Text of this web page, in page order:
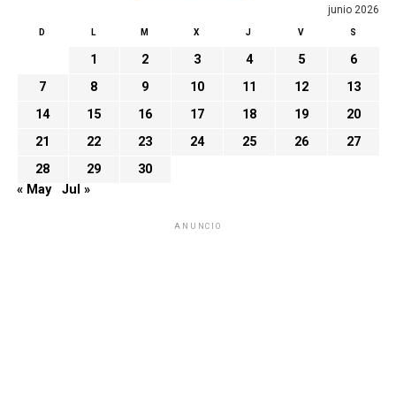
junio 2026
D L M X J V S
1 2 3 4 5
6
7
8 9 10 11 12
13
14
15 16 17 18 19
20
21
22 23 24 25 26
27
28
29
30
« May
Jul »
ANUNCIO